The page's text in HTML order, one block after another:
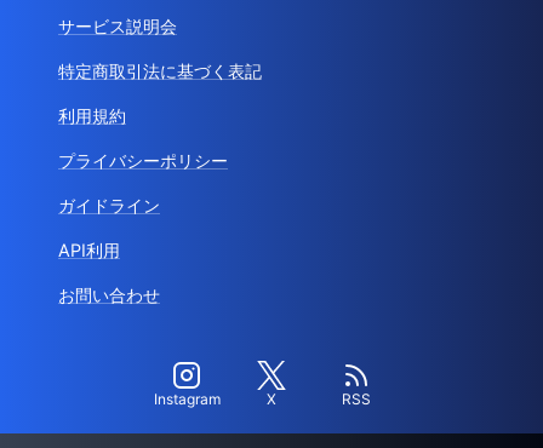
サービス説明会
特定商取引法に基づく表記
利用規約
プライバシーポリシー
ガイドライン
API利用
お問い合わせ
Instagram X RSS